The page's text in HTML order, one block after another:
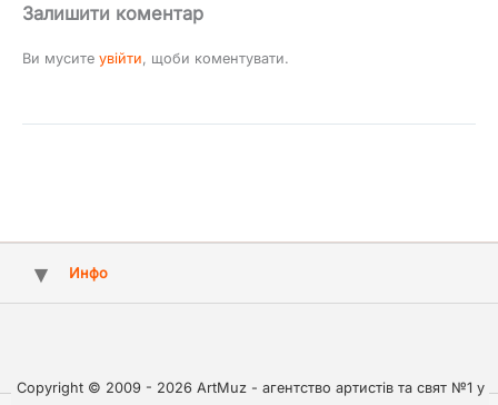
Залишити коментар
Ви мусите увійти, щоби коментувати.
Инфо
Copyright © 2009 - 2026 ArtMuz - агентство артистів та свят №1 у